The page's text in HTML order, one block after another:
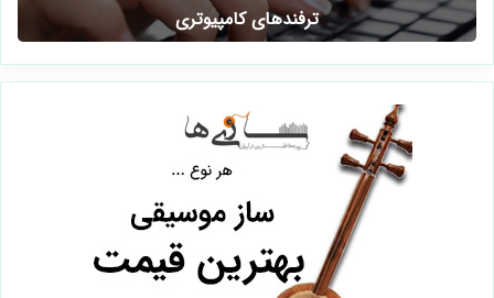
ترفندهای کامپیوتری